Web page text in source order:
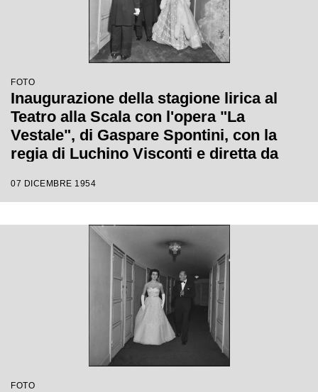
FOTO
Inaugurazione della stagione lirica al
Teatro alla Scala con l'opera "La
Vestale", di Gaspare Spontini, con la
regia di Luchino Visconti e diretta da
07 DICEMBRE 1954
FOTO